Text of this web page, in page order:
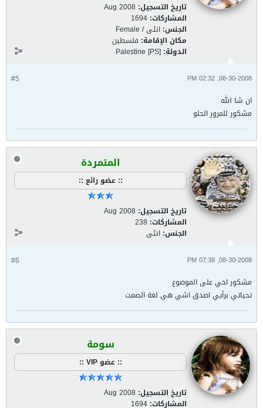
تاريخ التسجيل: Aug 2008
المشاركات: 1694
الجنس: انثى / Female
مكان الإقامة: فلسطين
الدولة: Palestine [PS]
#5 08-30-2008, 02:32 PM
ان شا الله
مشكور للمرور الحلو
المتمردة
:: عضو رائع ::
تاريخ التسجيل: Aug 2008
المشاركات: 238
الجنس: انثى
#6 08-30-2008, 07:38 PM
مشكور اخي على الموضوع
تحياتي برأيي اصدق اشي هي لغة الصمت
سومة
:: عضو VIP ::
تاريخ التسجيل: Aug 2008
المشاركات: 1694